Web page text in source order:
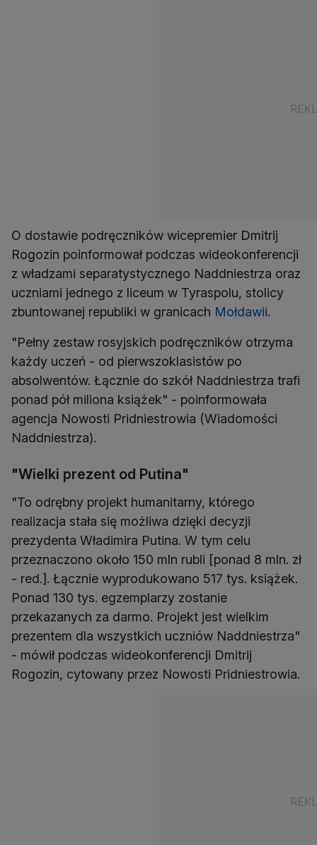
O dostawie podręczników wicepremier Dmitrij
Rogozin poinformował podczas wideokonferencji
z władzami separatystycznego Naddniestrza oraz
uczniami jednego z liceum w Tyraspolu, stolicy
zbuntowanej republiki w granicach Mołdawii.
"Pełny zestaw rosyjskich podręczników otrzyma
każdy uczeń - od pierwszoklasistów po
absolwentów. Łącznie do szkół Naddniestrza trafi
ponad pół miliona książek" - poinformowała
agencja Nowosti Pridniestrowia (Wiadomości
Naddniestrza).
"Wielki prezent od Putina"
"To odrębny projekt humanitarny, którego
realizacja stała się możliwa dzięki decyzji
prezydenta Władimira Putina. W tym celu
przeznaczono około 150 mln rubli [ponad 8 mln. zł
- red.]. Łącznie wyprodukowano 517 tys. książek.
Ponad 130 tys. egzemplarzy zostanie
przekazanych za darmo. Projekt jest wielkim
prezentem dla wszystkich uczniów Naddniestrza"
- mówił podczas wideokonferencji Dmitrij
Rogozin, cytowany przez Nowosti Pridniestrowia.